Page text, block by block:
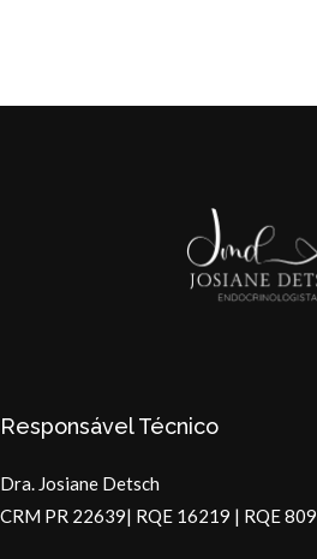
Responsável Técnico
Dra. Josiane Detsch
CRM PR 22639| RQE 16219 | RQE 809